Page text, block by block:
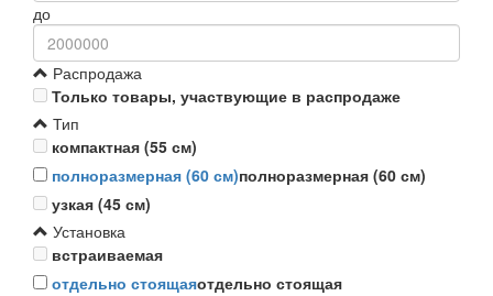
до
Распродажа
Только товары, участвующие в распродаже
Тип
компактная (55 см)
полноразмерная (60 см)полноразмерная (60 см)
узкая (45 см)
Установка
встраиваемая
отдельно стоящаяотдельно стоящая